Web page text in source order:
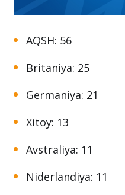
AQSH: 56
Britaniya: 25
Germaniya: 21
Xitoy: 13
Avstraliya: 11
Niderlandiya: 11